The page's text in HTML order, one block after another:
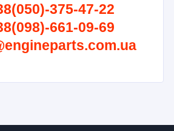
375-47-22
661-09-69